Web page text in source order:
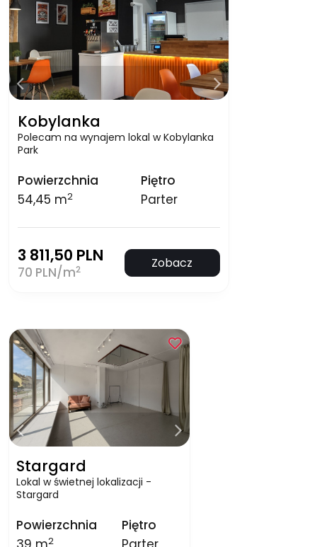
Kobylanka
Polecam na wynajem lokal w Kobylanka
Park
Powierzchnia
54,45 m2
Piętro
Parter
3 811,50 PLN
70 PLN/m2 Zobacz
Stargard
Lokal w świetnej lokalizacji -
Stargard
Powierzchnia
2
Piętro